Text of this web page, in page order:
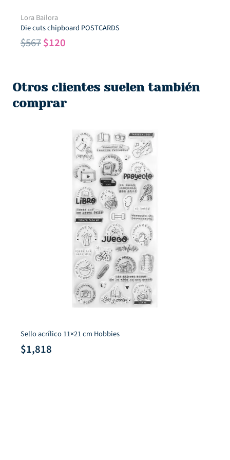
Lora Bailora
Die cuts chipboard POSTCARDS
567El
era:
$567.
$120El
es:
$120.
Otros clientes suelen también
comprar
Sello acrílico 11×21 cm Hobbies
$1,818